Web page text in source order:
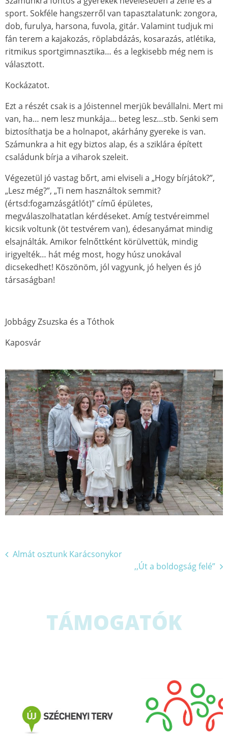
sport. Sokféle hangszerről van tapasztalatunk: zongora,
dob, furulya, harsona, fuvola, gitár. Valamint tudjuk mi
fán terem a kajakozás, röplabdázás, kosarazás, atlétika,
ritmikus sportgimnasztika… és a legkisebb még nem is
választott.
Kockázatot.
Ezt a részét csak is a Jóistennel merjük bevállalni. Mert mi
van, ha… nem lesz munkája… beteg lesz…stb. Senki sem
biztosíthatja be a holnapot, akárhány gyereke is van.
Számunkra a hit egy biztos alap, és a sziklára épített
családunk bírja a viharok szeleit.
Végezetül jó vastag bőrt, ami elviseli a „Hogy bírjátok?”,
„Lesz még?”, „Ti nem használtok semmit?
(értsd:fogamzásgátlót)” című épületes,
megválaszolhatatlan kérdéseket. Amíg testvéreimmel
kicsik voltunk (öt testvérem van), édesanyámat mindig
elsajnálták. Amikor felnőttként körülvettük, mindig
irigyelték… hát még most, hogy húsz unokával
dicsekedhet! Köszönöm, jól vagyunk, jó helyen és jó
társaságban!
Jobbágy Zsuzska és a Tóthok
Kaposvár
Bejegyzés
Almát osztunk Karácsonykor
,,Út a boldogság felé”
TÁMOGATÓK